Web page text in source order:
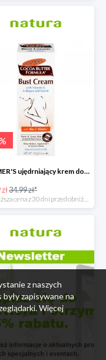
PALMER'S ujędrniający krem do biustu
34.99 zł*
z naszych
zapisywane na
Więcej